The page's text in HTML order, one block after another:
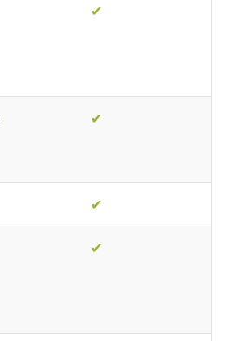
✔
✔
✔
✔